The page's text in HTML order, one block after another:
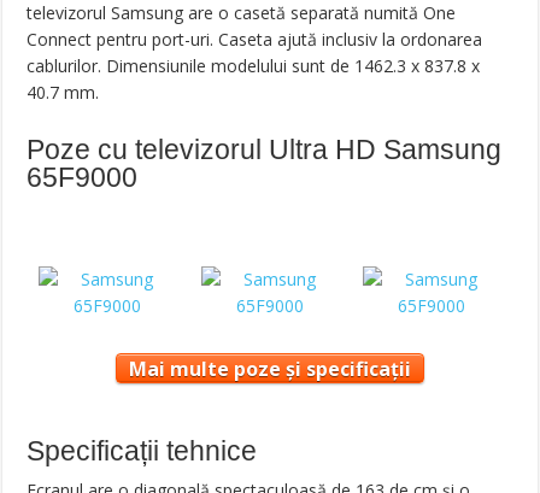
televizorul Samsung are o casetă separată numită One
Connect pentru port-uri. Caseta ajută inclusiv la ordonarea
cablurilor. Dimensiunile modelului sunt de 1462.3 x 837.8 x
40.7 mm.
Poze cu televizorul Ultra HD Samsung
65F9000
Mai multe poze și specificații
Specificații tehnice